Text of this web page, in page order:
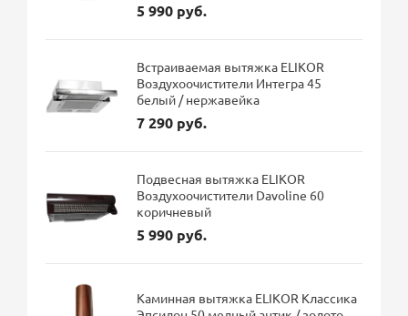
5 990 руб.
Встраиваемая вытяжка ELIKOR
Воздухоочистители Интегра 45
белый / нержавейка
7 290 руб.
Подвесная вытяжка ELIKOR
Воздухоочистители Davoline 60
коричневый
5 990 руб.
Каминная вытяжка ELIKOR Классика